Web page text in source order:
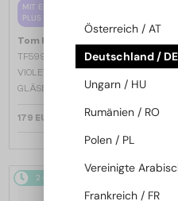
MIT EINER EINSTÄRKENGLASLINSE
PLUS 65 EUR
Tom Ford
TF5998-K-B - 020 - 51 - MIT BLAU-
VIOLETTEM LICHTFILTER-
GLÄSERN
179 EUR
2-4 WERKTAGE
Österreich / AT
Deutschland / DE
Ungarn / HU
Rumänien / RO
Polen / PL
Vereinigte
Frankreich / FR